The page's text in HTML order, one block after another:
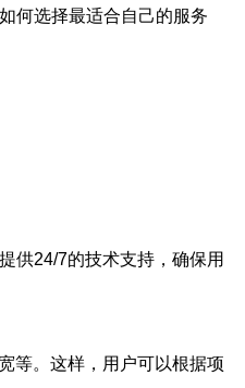
如何选择最适合自己的服务
供24/7的技术支持，确保用
等。这样，用户可以根据项